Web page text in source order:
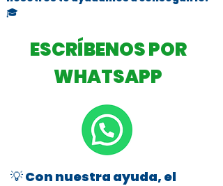
🎓
ESCRÍBENOS POR
WHATSAPP
💡 Con nuestra ayuda, el